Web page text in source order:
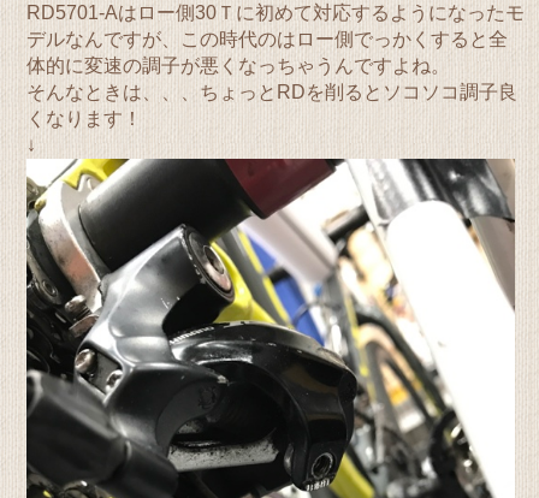
RD5701-Aはロー側30Ｔに初めて対応するようになったモ
デルなんですが、この時代のはロー側でっかくすると全
体的に変速の調子が悪くなっちゃうんですよね。
そんなときは、、、ちょっとRDを削るとソコソコ調子良
くなります！
↓